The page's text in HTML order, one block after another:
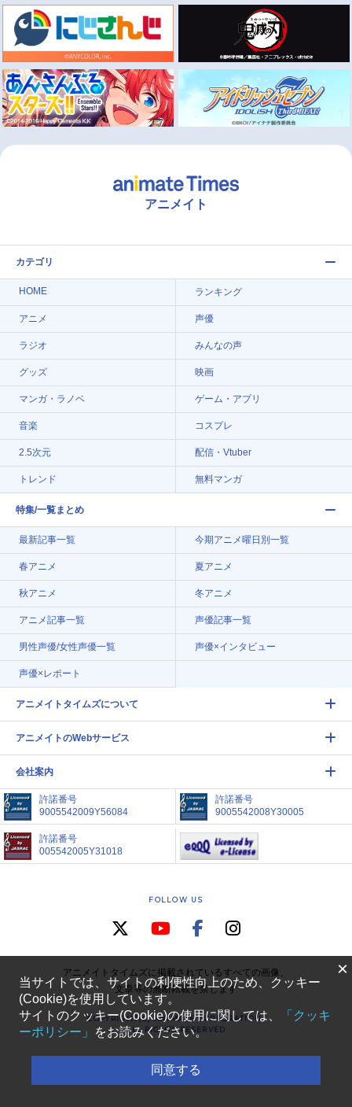
アニメイト
カテゴリ
HOME ランキング
アニメ 声優
ラジオ みんなの声
グッズ 映画
マンガ・ラノベ ゲーム・アプリ
音楽 コスプレ
2.5次元 配信・Vtuber
トレンド 無料マンガ
特集/一覧まとめ
最新記事一覧 今期アニメ曜日別一覧
春アニメ 夏アニメ
秋アニメ 冬アニメ
アニメ記事一覧 声優記事一覧
男性声優/女性声優一覧 声優×インタビュー
声優×レポート
アニメイトタイムズについて
アニメイトのWebサービス
会社案内
許諾番号
9005542009Y56084
許諾番号
9005542008Y30005
許諾番号
005542005Y31018
FOLLOW US
アニメイトタイムズに掲載されているすべての画像、
文章等の無断転載を禁じます
COPYRIGHT(C) ANIMATE CORPORATION.
ALL RIGHTS RESERVED
×
当サイトでは、サイトの利便性向上のため、クッキー
(Cookie)を使用しています。
サイトのクッキー(Cookie)の使用に関しては、
「クッキ
ーポリシー」
をお読みください。
同意する